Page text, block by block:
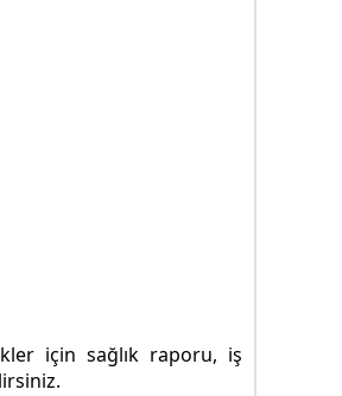
için sağlık raporu, iş